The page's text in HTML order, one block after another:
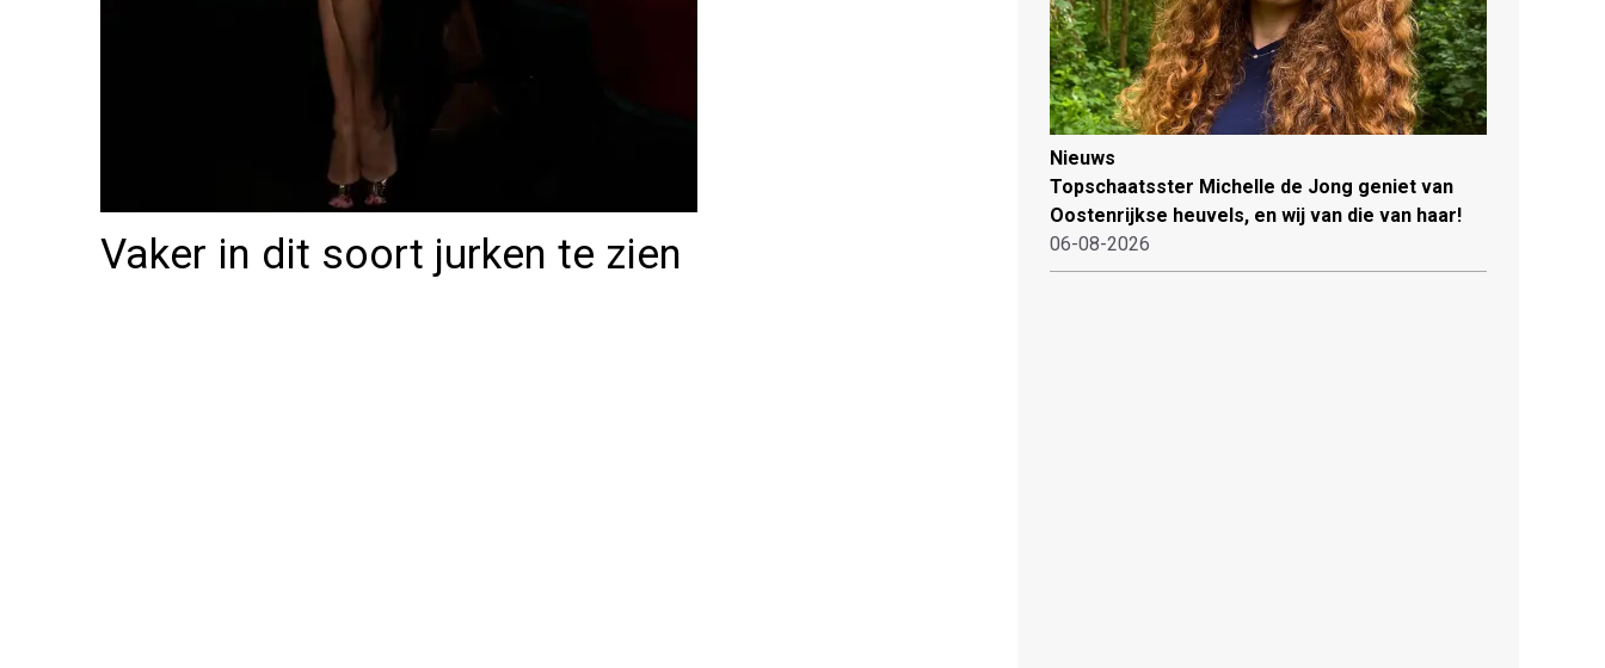
Vaker in dit soort jurken te zien
Nieuws
Topschaatsster Michelle de Jong geniet van
Oostenrijkse heuvels, en wij van die van haar!
06-08-2026